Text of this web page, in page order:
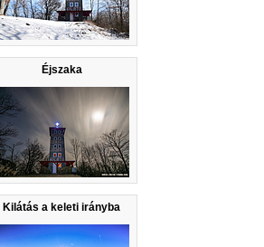
Éjszaka
Kilátás a keleti irányba